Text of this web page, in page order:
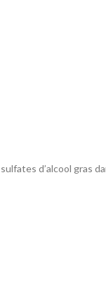
d’alcool gras